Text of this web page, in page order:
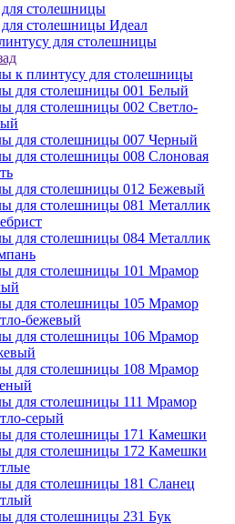
столешницы
столешницы Идеал
для столешницы
к плинтусу для столешницы
для столешницы 001 Белый
для столешницы 002 Светло-
для столешницы 007 Черный
для столешницы 008 Слоновая
для столешницы 012 Бежевый
для столешницы 081 Металлик
для столешницы 084 Металлик
для столешницы 101 Мрамор
для столешницы 105 Мрамор
бежевый
для столешницы 106 Мрамор
для столешницы 108 Мрамор
для столешницы 111 Мрамор
серый
для столешницы 171 Камешки
для столешницы 172 Камешки
для столешницы 181 Сланец
для столешницы 231 Бук